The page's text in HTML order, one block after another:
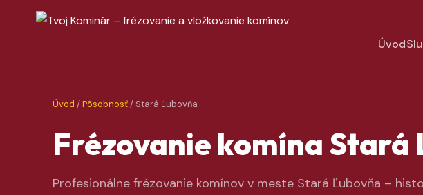
Úvod
Úvod /Pôsobnosť/ Stará Ľubovňa
Frézovanie komína Stará
Profesionálne frézovanie komínov v meste Stará Ľubovňa –